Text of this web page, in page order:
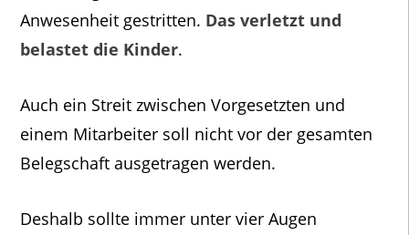
Anwesenheit gestritten. Das verletzt und
belastet die Kinder.
Auch ein Streit zwischen Vorgesetzten und
einem Mitarbeiter soll nicht vor der gesamten
Belegschaft ausgetragen werden.
Deshalb sollte immer unter vier Augen